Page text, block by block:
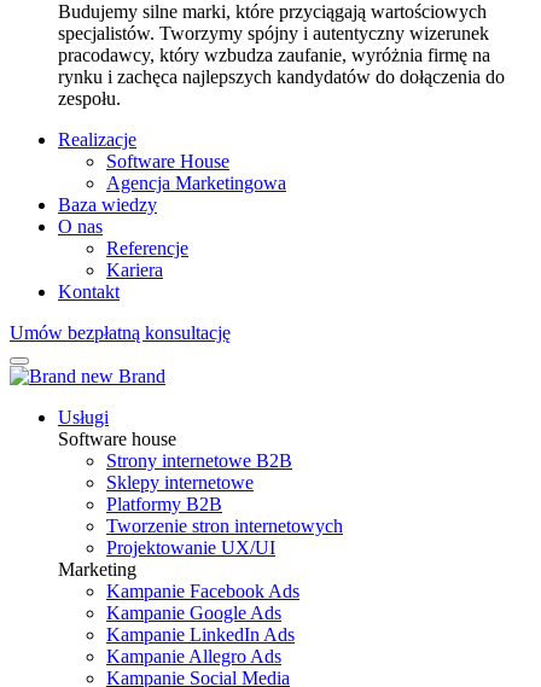
Budujemy silne marki, które przyciągają wartościowych
specjalistów. Tworzymy spójny i autentyczny wizerunek
pracodawcy, który wzbudza zaufanie, wyróżnia firmę na
rynku i zachęca najlepszych kandydatów do dołączenia do
zespołu.
Realizacje
Software House
Agencja Marketingowa
Baza wiedzy
O nas
Referencje
Kariera
Kontakt
Umów bezpłatną konsultację
Usługi
Software house
Strony internetowe B2B
Sklepy internetowe
Platformy B2B
Tworzenie stron internetowych
Projektowanie UX/UI
Marketing
Kampanie Facebook Ads
Kampanie Google Ads
Kampanie LinkedIn Ads
Kampanie Allegro Ads
Kampanie Social Media